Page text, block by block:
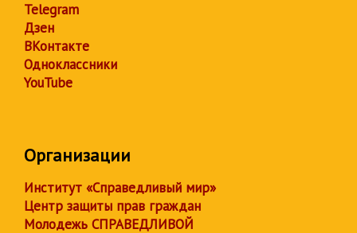
Telegram
Дзен
ВКонтакте
Одноклассники
YouTube
Организации
Институт «Справедливый мир»
Центр защиты прав граждан
Молодежь СПРАВЕДЛИВОЙ